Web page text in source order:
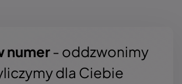
numer- oddzwonimy
dla Ciebie